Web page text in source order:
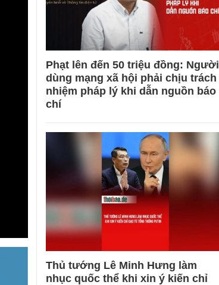
Phạt lên đến 50 triệu đồng: Người
dùng mạng xã hội phải chịu trách
nhiệm pháp lý khi dẫn nguồn báo
chí
Thủ tướng Lê Minh Hưng làm
nhục quốc thể khi xin ý kiến chỉ